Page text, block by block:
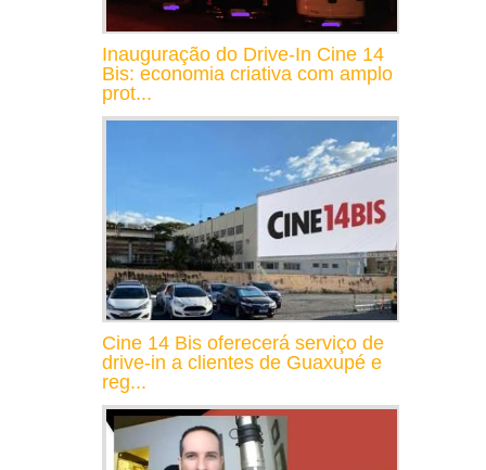
Inauguração do Drive-In Cine 14
Bis: economia criativa com amplo
prot...
Cine 14 Bis oferecerá serviço de
drive-in a clientes de Guaxupé e
reg...